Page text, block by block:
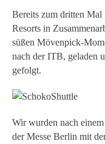
Bereits zum dritten
Resorts in
süßen Mövenpick-
nach der ITB, geladen
gefolgt.
Wir wurden nach
der Messe Berlin mit